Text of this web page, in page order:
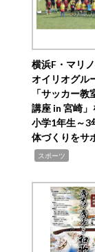
横浜F・マリ
オイリオグル
「サッカー教
講座 in 宮崎
小学1年生～3
体づくりをサ
スポーツ